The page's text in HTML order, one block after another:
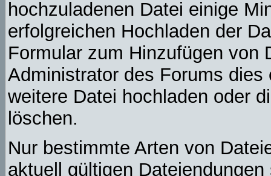
hochzuladenen Datei einige
erfolgreichen Hochladen der
Formular zum Hinzufügen von
Administrator des Forums
weitere Datei hochladen oder
löschen.
Nur bestimmte Arten von
aktuell gültigen